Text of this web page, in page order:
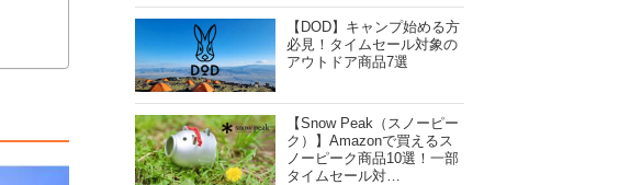
【DOD】キャンプ始める方
必見！タイムセール対象の
アウトドア商品7選
【Snow Peak（スノーピー
ク）】Amazonで買えるス
ノーピーク商品10選！一部
タイムセール対…